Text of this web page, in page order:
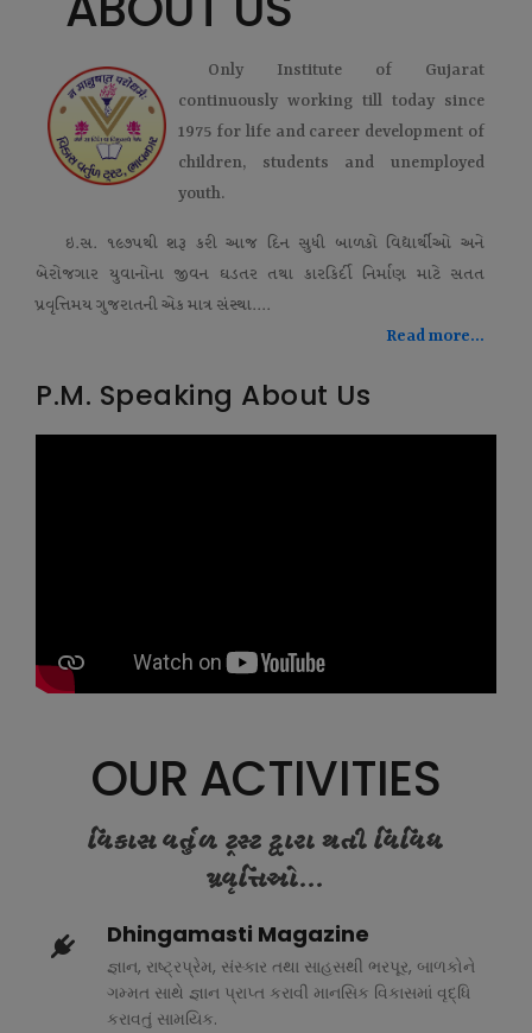
Only Institute of Gujarat
continuously working till today since
1975 for life and career development of
children, students and unemployed
youth.
ઇ.સ. ૧૯૭૫થી શરૂ કરી આજ દિન સુધી બાળકો વિદ્યાર્થીઓ અને
બેરોજગાર યુવાનોના જીવન ઘડતર તથા કારકિર્દી નિર્માણ માટે સતત
પ્રવૃત્તિમય ગુજરાતની એક માત્ર સંસ્થા....
Read more...
P.M. Speaking About Us
OUR ACTIVITIES
વિકાસ વર્તુળ ટ્રસ્ટ દ્વારા થતી વિવિધ
પ્રવૃત્તિઓ...
Dhingamasti Magazine
જ્ઞાન, રાષ્ટ્રપ્રેમ, સંસ્કાર તથા સાહસથી ભરપૂર, બાળકોને
ગમ્મત સાથે જ્ઞાન પ્રાપ્ત કરાવી માનસિક વિકાસમાં વૃદ્ધિ
કરાવતું સામયિક.